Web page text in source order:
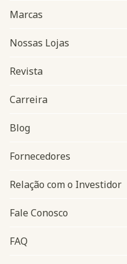
Navegação do rodapé
Marcas
Nossas Lojas
Revista
Carreira
Blog
Fornecedores
Relação com o Investidor
Fale Conosco
FAQ